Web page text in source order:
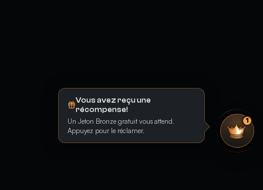
Vous avez reçu une
récompense!
Un Jeton Bronze gratuit vous attend.
Appuyez pour le réclamer.
1